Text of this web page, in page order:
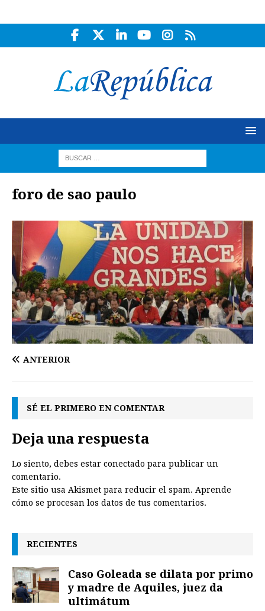
foro de sao paulo
ANTERIOR
SÉ EL PRIMERO EN COMENTAR
Deja una respuesta
Lo siento, debes estar conectado para publicar un
comentario.
Este sitio usa Akismet para reducir el spam. Aprende
cómo se procesan los datos de tus comentarios.
RECIENTES
Caso Goleada se dilata por primo
y madre de Aquiles, juez da
ultimátum